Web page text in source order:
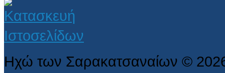
Ηχώ των Σαρακατσαναίων ©